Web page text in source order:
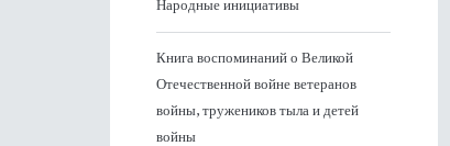
Народные инициативы
Книга воспоминаний о Великой
Отечественной войне ветеранов
войны, тружеников тыла и детей
войны